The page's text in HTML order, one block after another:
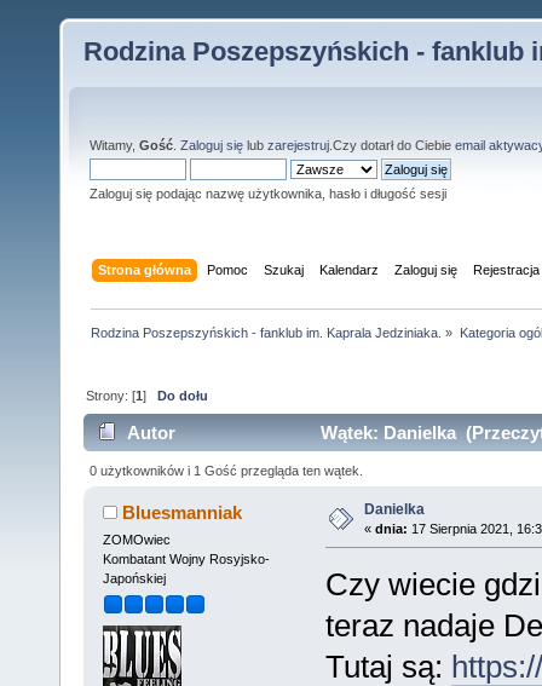
Rodzina Poszepszyńskich - fanklub
Witamy, Gość Zaloguj się lub zarejestruj .Czy dotarł do Ciebie email
Zaloguj się podając nazwę użytkownika, hasło i długość sesji
Strona główna Pomoc Szukaj Kalendarz Zaloguj się Rejestracja
Rodzina Poszepszyńskich - fanklub im. Kaprala Jedziniaka. » Kategoria
Strony: [1]Do dołu
Autor Wątek: Danielka
0 użytkowników i 1 Gość przegląda ten wątek.
Bluesmanniak
ZOMOwiec
Kombatant Wojny Rosyjsko-
Japońskiej
Danielka
« dnia: 17 Sierpnia 2021,
Czy wiecie
teraz nadaje
Tutaj są: